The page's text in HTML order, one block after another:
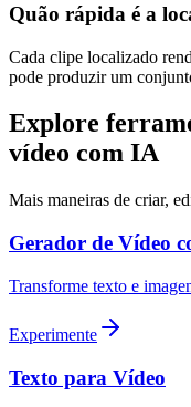
Quão rápida é a
Cada clipe localizado
pode produzir um
Explore
vídeo com IA
Mais maneiras de criar,
Gerador de Vídeo
Transforme texto e
Experimente
Texto para Vídeo